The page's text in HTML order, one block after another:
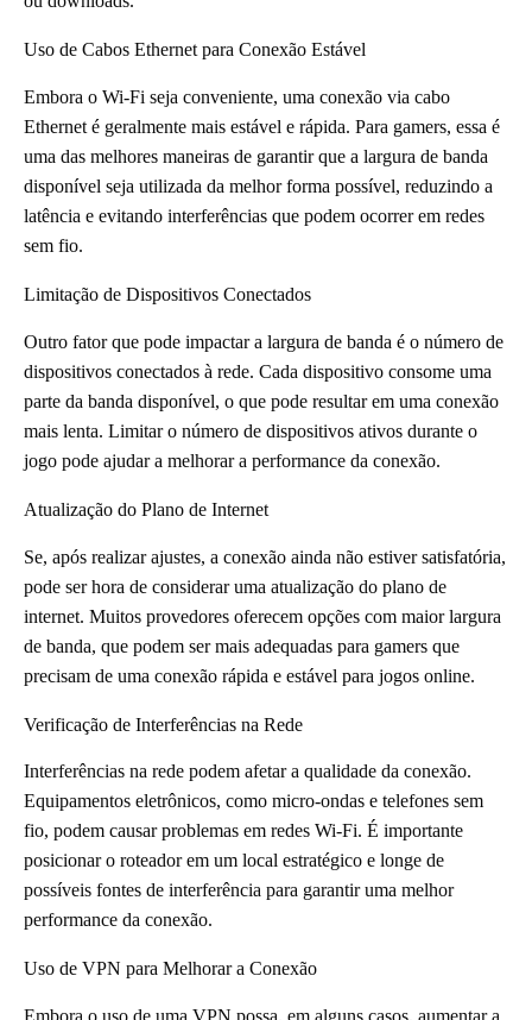
Uso de Cabos Ethernet para Conexão Estável
Embora o Wi-Fi seja conveniente, uma conexão via cabo
Ethernet é geralmente mais estável e rápida. Para gamers, essa é
uma das melhores maneiras de garantir que a largura de banda
disponível seja utilizada da melhor forma possível, reduzindo a
latência e evitando interferências que podem ocorrer em redes
sem fio.
Limitação de Dispositivos Conectados
Outro fator que pode impactar a largura de banda é o número de
dispositivos conectados à rede. Cada dispositivo consome uma
parte da banda disponível, o que pode resultar em uma conexão
mais lenta. Limitar o número de dispositivos ativos durante o
jogo pode ajudar a melhorar a performance da conexão.
Atualização do Plano de Internet
Se, após realizar ajustes, a conexão ainda não estiver satisfatória,
pode ser hora de considerar uma atualização do plano de
internet. Muitos provedores oferecem opções com maior largura
de banda, que podem ser mais adequadas para gamers que
precisam de uma conexão rápida e estável para jogos online.
Verificação de Interferências na Rede
Interferências na rede podem afetar a qualidade da conexão.
Equipamentos eletrônicos, como micro-ondas e telefones sem
fio, podem causar problemas em redes Wi-Fi. É importante
posicionar o roteador em um local estratégico e longe de
possíveis fontes de interferência para garantir uma melhor
performance da conexão.
Uso de VPN para Melhorar a Conexão